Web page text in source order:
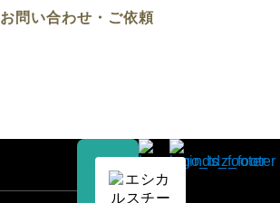
お問い合わせ・ご依頼